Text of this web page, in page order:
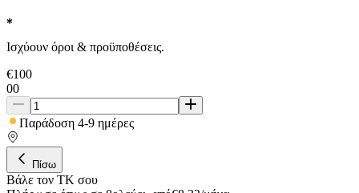
Ισχύουν όροι & προϋποθέσεις.
€100
00
Παράδοση 4-9 ημέρες
Πίσω
Βάλε τον ΤΚ σου